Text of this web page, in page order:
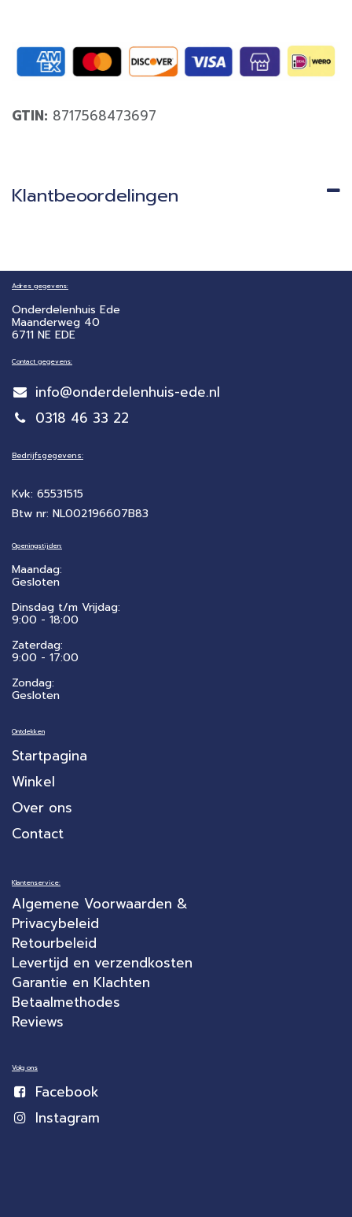
GTIN: 8717568473697
Klantbeoordelingen
Adres gegevens:
Onderdelenhuis Ede
Maanderweg 40
6711 NE EDE
Contact gegevens:
info@onderdelenhuis-ede.nl
0318 46 33 22
Bedrijfsgegevens:
Kvk: 65531515
Btw nr: NL002196607B83
Openingstijden:
Maandag:
Gesloten
Dinsdag t/m Vrijdag:
9:00 - 18:00
Zaterdag:
​9:00 - 17:00
Zondag:
Gesloten
Ontdekken
Startpagina
Winkel
Over ons
Contact
Klantenservice:
Algemene Voorwaarden &
Privacybeleid
Retourbeleid
Levertijd en verzendkosten
Garantie en Klachten
Betaalmethodes
Reviews
Volg ons
Facebook
Instagram